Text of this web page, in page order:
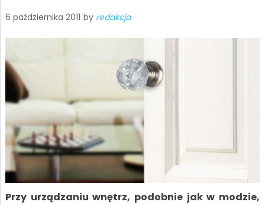
6 października 2011 by redakcja
Przy urządzaniu wnętrz, podobnie jak w modzie,